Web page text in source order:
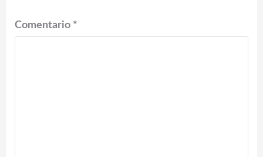
Comentario *